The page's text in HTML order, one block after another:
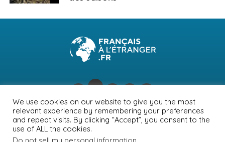
NEWSLETTER PUBLICITÉ CONTACTS
MENTIONS LÉGALES
POLITIQUE DE CONFIDENTIALITÉ
We use cookies on our website to give you the most
relevant experience by remembering your preferences
and repeat visits. By clicking “Accept”, you consent to the
use of ALL the cookies.